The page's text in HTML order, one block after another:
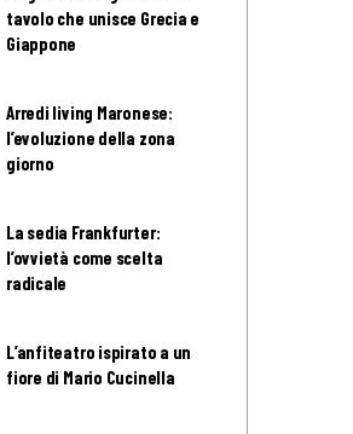
tavolo che unisce Grecia e
Giappone
Arredi living Maronese:
l’evoluzione della zona
giorno
La sedia Frankfurter:
l’ovvietà come scelta
radicale
L’anfiteatro ispirato a un
fiore di Mario Cucinella